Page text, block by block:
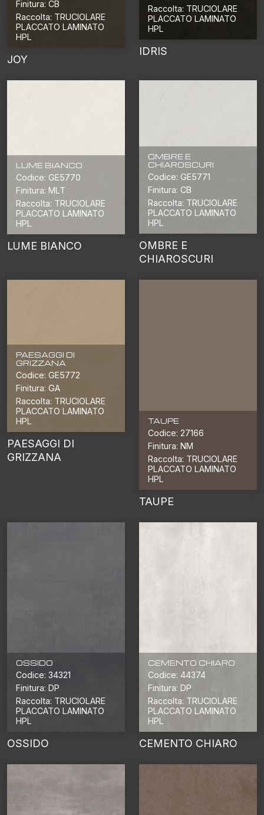
Finitura: CB
Raccolta: TRUCIOLARE
PLACCATO LAMINATO
HPL
JOY
Raccolta: TRUCIOLARE
PLACCATO LAMINATO
HPL
IDRIS
LUME BIANCO
Codice: GE5770
Finitura: MLT
Raccolta: TRUCIOLARE
PLACCATO LAMINATO
HPL
LUME BIANCO
OMBRE E
CHIAROSCURI
Codice: GE5771
Finitura: CB
Raccolta: TRUCIOLARE
PLACCATO LAMINATO
HPL
OMBRE E
CHIAROSCURI
PAESAGGI DI
GRIZZANA
Codice: GE5772
Finitura: GA
Raccolta: TRUCIOLARE
PLACCATO LAMINATO
HPL
PAESAGGI DI
GRIZZANA
TAUPE
Codice: 27166
Finitura: NM
Raccolta: TRUCIOLARE
PLACCATO LAMINATO
HPL
TAUPE
OSSIDO
Codice: 34321
Finitura: DP
Raccolta: TRUCIOLARE
PLACCATO LAMINATO
HPL
OSSIDO
CEMENTO CHIARO
Codice: 44374
Finitura: DP
Raccolta: TRUCIOLARE
PLACCATO LAMINATO
HPL
CEMENTO CHIARO